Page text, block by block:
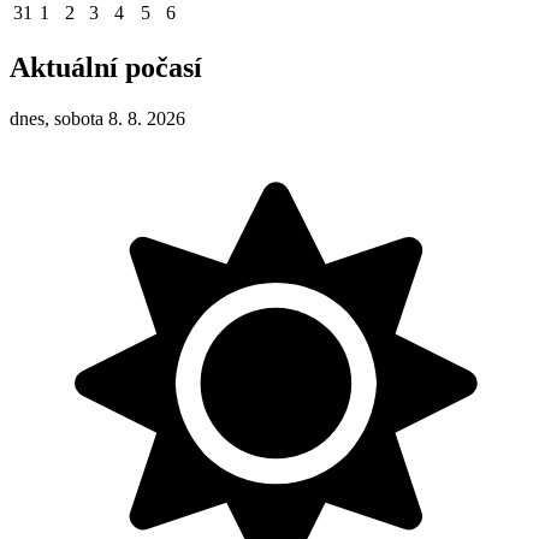
31 1 2 3 4 5 6
Aktuální počasí
dnes, sobota 8. 8. 2026